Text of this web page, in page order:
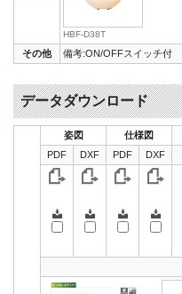
HBF-D38T
その他 備考:ON/OFFスイッチ付
データダウンロード
姿図 仕様図
PDF
DXF PDF DXF